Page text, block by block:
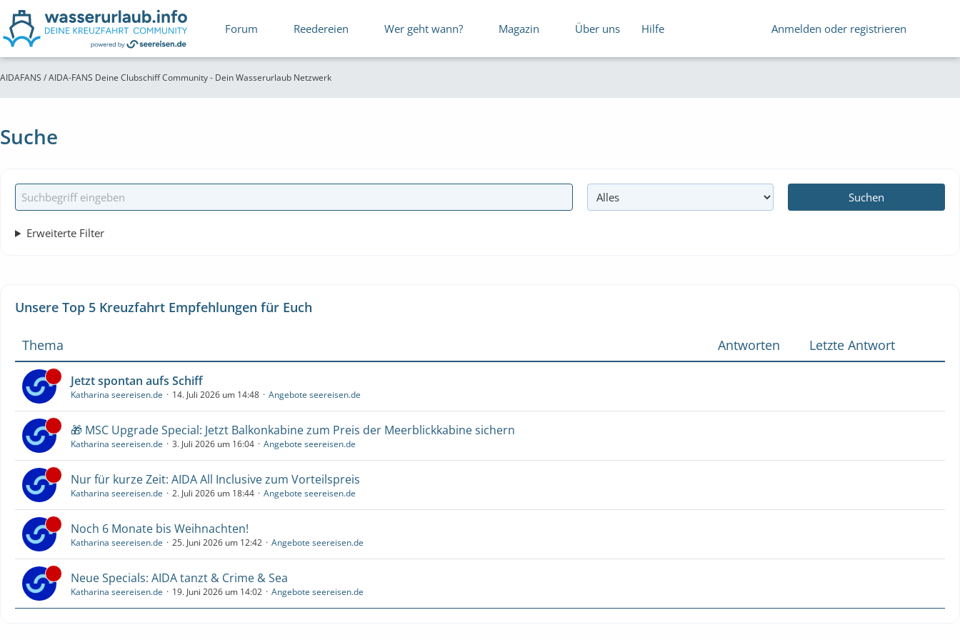
Forum Reedereien Wer geht wann? Magazin Über uns Hilfe Anmelden oder registrieren
AIDAFANS / AIDA-FANS Deine Clubschiff Community - Dein Wasserurlaub Netzwerk
Suche
Suchen
Erweiterte Filter
Unsere Top 5 Kreuzfahrt Empfehlungen für Euch
Thema Antworten Letzte Antwort
Jetzt spontan aufs Schiff
Katharina seereisen.de 14. Juli 2026 um 14:48 Angebote seereisen.de
🎁 MSC Upgrade Special: Jetzt Balkonkabine zum Preis der Meerblickkabine sichern
Katharina seereisen.de 3. Juli 2026 um 16:04 Angebote seereisen.de
Nur für kurze Zeit: AIDA All Inclusive zum Vorteilspreis
Katharina seereisen.de 2. Juli 2026 um 18:44 Angebote seereisen.de
Noch 6 Monate bis Weihnachten!
Katharina seereisen.de 25. Juni 2026 um 12:42 Angebote seereisen.de
Neue Specials: AIDA tanzt & Crime & Sea
Katharina seereisen.de 19. Juni 2026 um 14:02 Angebote seereisen.de